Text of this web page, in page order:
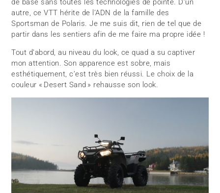
de base sans toutes les technologies de pointe. D’un
autre, ce VTT hérite de l’ADN de la famille des
Sportsman de Polaris. Je me suis dit, rien de tel que de
partir dans les sentiers afin de me faire ma propre idée !
Tout d’abord, au niveau du look, ce quad a su captiver
mon attention. Son apparence est sobre, mais
esthétiquement, c’est très bien réussi. Le choix de la
couleur « Desert Sand » rehausse son look.